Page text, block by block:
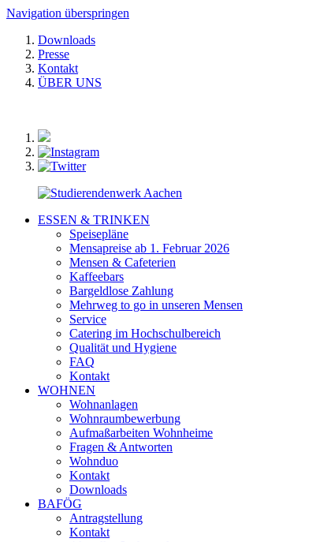
Navigation überspringen
Downloads
Presse
Kontakt
ÜBER UNS
ESSEN & TRINKEN
Speisepläne
Mensapreise ab 1. Februar 2026
Mensen & Cafeterien
Kaffeebars
Bargeldlose Zahlung
Mehrweg to go in unseren Mensen
Service
Catering im Hochschulbereich
Qualität und Hygiene
FAQ
Kontakt
WOHNEN
Wohnanlagen
Wohnraumbewerbung
Aufmaßarbeiten Wohnheime
Fragen & Antworten
Wohnduo
Kontakt
Downloads
BAFÖG
Antragstellung
Kontakt